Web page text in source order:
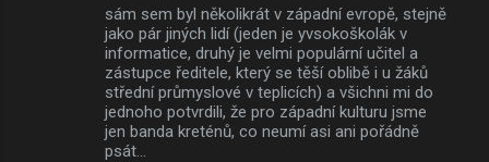
sám sem byl několikrát v západní evropě, stejně
jako pár jiných lidí (jeden je yvsokoškolák v
informatice, druhý je velmi populární učitel a
zástupce ředitele, který se těší oblibě i u žáků
střední průmyslové v teplicích) a všichni mi do
jednoho potvrdili, že pro západní kulturu jsme
jen banda kreténů, co neumí asi ani pořádně
psát...